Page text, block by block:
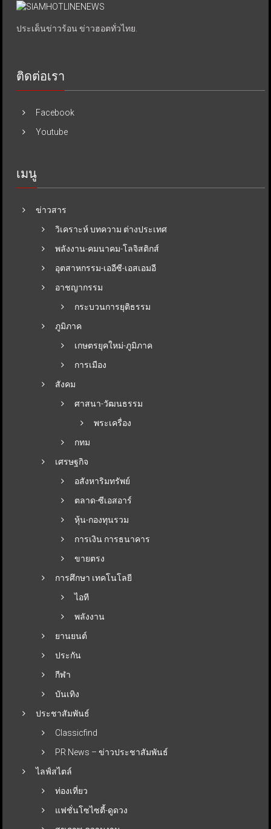
ประเด็นข่าวร้อน ข่าวฮอตทั่วไทย.
ติดต่อเรา
Facebook
Youtube
เมนู
ข่าวสาร
วิเคราะห์ บทความ ต่างประเทศ
พลังงาน-คมนาคม-โลจิสติกส์
อุตสาหกรรม-เออีซี-เอสเอมอี
อาชญากรรม
กระบวนการยุติธรรม
ภูมิภาค
เกษตรยุคใหม่-ภูมิภาค
การเมือง
สังคม
ศาสนา-วัฒนธรรม
พระเครื่อง
กทม
เศรษฐกิจ
อสังหาริมทรัพย์
ตลาด-ซีเอสอาร์
หุ้น-กองทุนรวม
การเงิน การธนาคาร
ขายตรง
การศึกษา เทคโนโลยี
ไอที
พลังงาน
ยานยนต์
ประกัน
กีฬา
บันเทิง
ประชาสัมพันธ์
Classicfind
PR News – ข่าวประชาสัมพันธ์
ไลฟ์สไตล์
ท่องเที่ยว
แฟชั่นโซไซตี้-ดูดวง